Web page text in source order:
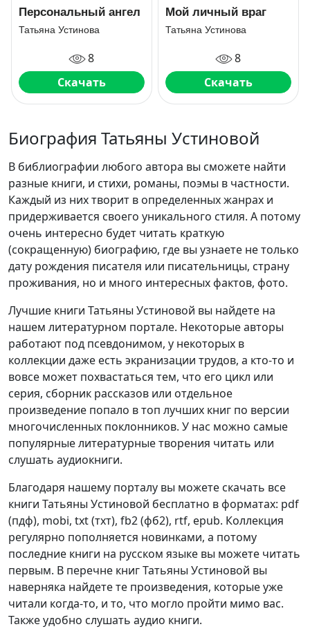
Персональный ангел
Татьяна Устинова
8
Скачать
Мой личный враг
Татьяна Устинова
8
Скачать
Биография Татьяны Устиновой
В библиографии любого автора вы сможете найти
разные книги, и стихи, романы, поэмы в частности.
Каждый из них творит в определенных жанрах и
придерживается своего уникального стиля. А потому
очень интересно будет читать краткую
(сокращенную) биографию, где вы узнаете не только
дату рождения писателя или писательницы, страну
проживания, но и много интересных фактов, фото.
Лучшие книги Татьяны Устиновой вы найдете на
нашем литературном портале. Некоторые авторы
работают под псевдонимом, у некоторых в
коллекции даже есть экранизации трудов, а кто-то и
вовсе может похвастаться тем, что его цикл или
серия, сборник рассказов или отдельное
произведение попало в топ лучших книг по версии
многочисленных поклонников. У нас можно самые
популярные литературные творения читать или
слушать аудиокниги.
Благодаря нашему порталу вы можете скачать все
книги Татьяны Устиновой бесплатно в форматах: pdf
(пдф), mobi, txt (тхт), fb2 (фб2), rtf, epub. Коллекция
регулярно пополняется новинками, а потому
последние книги на русском языке вы можете читать
первым. В перечне книг Татьяны Устиновой вы
наверняка найдете те произведения, которые уже
читали когда-то, и то, что могло пройти мимо вас.
Также удобно слушать аудио книги.